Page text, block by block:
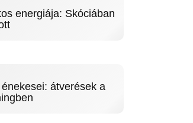
energiája: Skóciában
átverések a